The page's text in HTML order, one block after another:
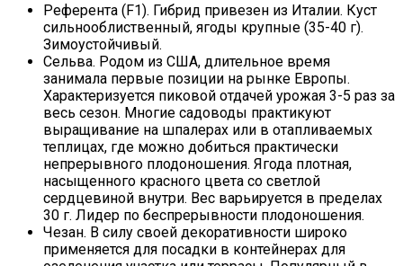
Референта (F1). Гибрид привезен из Италии. Куст
сильнооблиственный, ягоды крупные (35-40 г).
Зимоустойчивый.
Сельва. Родом из США, длительное время
занимала первые позиции на рынке Европы.
Характеризуется пиковой отдачей урожая 3-5 раз за
весь сезон. Многие садоводы практикуют
выращивание на шпалерах или в отапливаемых
теплицах, где можно добиться практически
непрерывного плодоношения. Ягода плотная,
насыщенного красного цвета со светлой
сердцевиной внутри. Вес варьируется в пределах
30 г. Лидер по беспрерывности плодоношения.
Чезан. В силу своей декоративности широко
применяется для посадки в контейнерах для